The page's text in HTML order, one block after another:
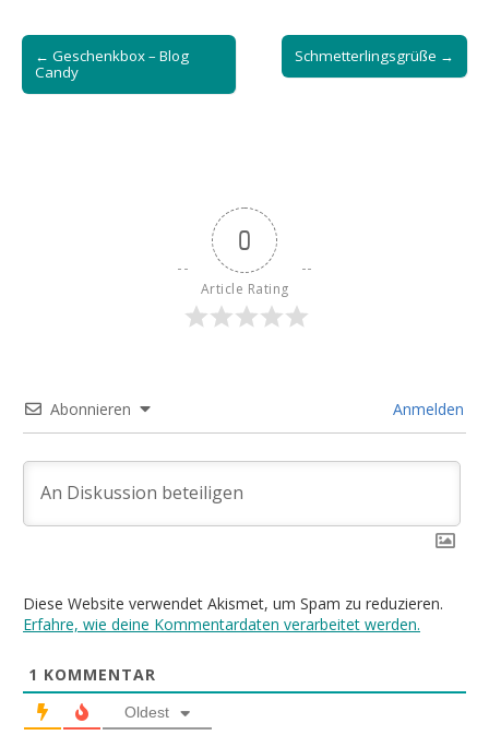
Post
navigation
← Geschenkbox – Blog
Candy
Schmetterlingsgrüße →
0
Article Rating
Abonnieren Anmelden
Diese Website verwendet Akismet, um Spam zu reduzieren.
Erfahre, wie deine Kommentardaten verarbeitet werden.
1 KOMMENTAR
Oldest